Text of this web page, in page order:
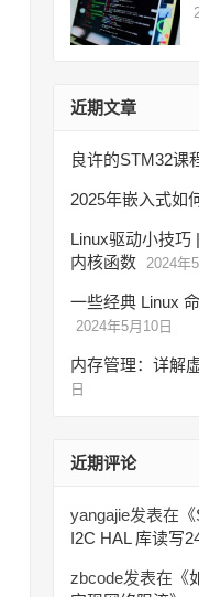
近期文章
良许的STM32课
2025年嵌入式如
Linux驱动小技巧
内核函数 2024年
一些经典 Linux
2024年5月10日
内存管理：详解
日
近期评论
yangajie发表在《
I2C HAL 库读写
zbcode发表在《